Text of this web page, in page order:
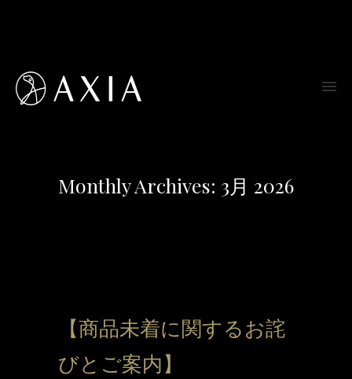
Monthly Archives: 3月 2026
【商品未着に関するお詫
びとご案内】